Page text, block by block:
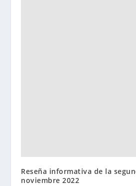
Reseña informativa de la
noviembre 2022